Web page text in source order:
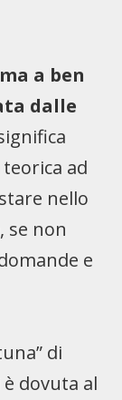
a ben
dalle
ad
nello
se non
e
di
dovuta al